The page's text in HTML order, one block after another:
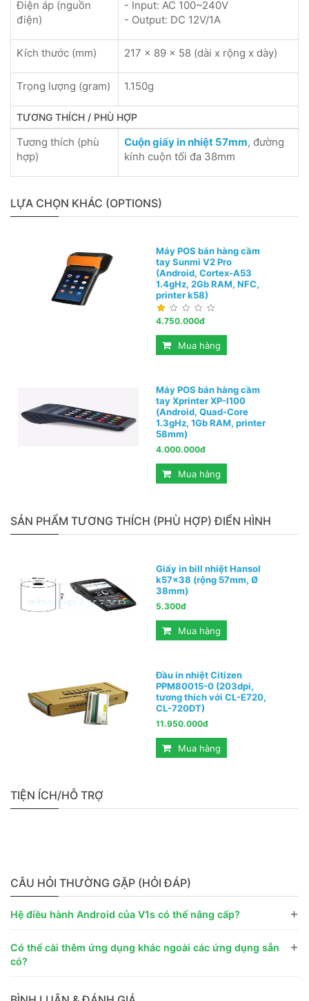
Điện áp (nguồn
điện)
- Input: AC 100~240V
- Output: DC 12V/1A
Kích thước (mm) 217 x 89 x 58 (dài x rộng x dày)
Trọng lượng (gram) 1.150g
TƯƠNG THÍCH / PHÙ HỢP
Tương thích (phù
hợp)
Cuộn giấy in nhiệt 57mm, đường
kính cuộn tối đa 38mm
LỰA CHỌN KHÁC (OPTIONS)
Máy POS bán hàng cầm
tay Sunmi V2 Pro
(Android, Cortex-A53
1.4gHz, 2Gb RAM, NFC,
printer k58)
4.750.000đ
Mua hàng
Máy POS bán hàng cầm
tay Xprinter XP-I100
(Android, Quad-Core
1.3gHz, 1Gb RAM, printer
58mm)
4.000.000đ
Mua hàng
SẢN PHẨM TƯƠNG THÍCH (PHÙ HỢP) ĐIỂN HÌNH
Giấy in bill nhiệt Hansol
k57x38 (rộng 57mm, Ø
38mm)
5.300đ
Mua hàng
Đầu in nhiệt Citizen
PPM80015-0 (203dpi,
tương thích với CL-E720,
CL-720DT)
11.950.000đ
Mua hàng
TIỆN ÍCH/HỖ TRỢ
CÂU HỎI THƯỜNG GẶP (HỎI ĐÁP)
+
Hệ điều hành Android của V1s có thể nâng cấp?
+
Có thể cài thêm ứng dụng khác ngoài các ứng dụng sẵn
có?